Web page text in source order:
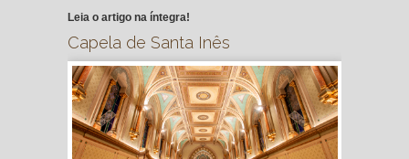
Leia o artigo na íntegra!
Capela de Santa Inês